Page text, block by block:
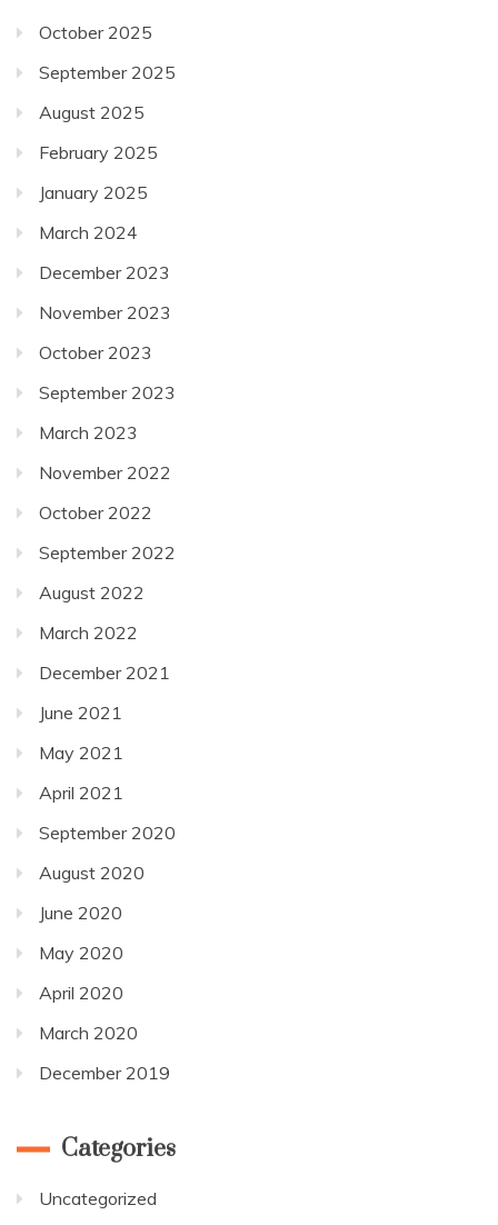
October 2025
September 2025
August 2025
February 2025
January 2025
March 2024
December 2023
November 2023
October 2023
September 2023
March 2023
November 2022
October 2022
September 2022
August 2022
March 2022
December 2021
June 2021
May 2021
April 2021
September 2020
August 2020
June 2020
May 2020
April 2020
March 2020
December 2019
Categories
Uncategorized